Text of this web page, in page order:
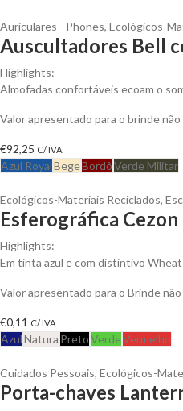
Auriculares - Phones, Ecológicos-
Auscultadores Bell
Highlights:
Almofadas confortáveis ecoam o
Valor apresentado para o brinde
€92,25 C/ IVA
Azul RoyalBegeBordôVerde Militar
Ecológicos-Materiais Reciclados,
Esferográfica
Highlights:
Em tinta azul e com distintivo
Valor apresentado para o Brinde
€0,11 C/ IVA
AzulNatura PretoVerdeVermelho
Cuidados Pessoais, Ecológicos-
Porta-chaves